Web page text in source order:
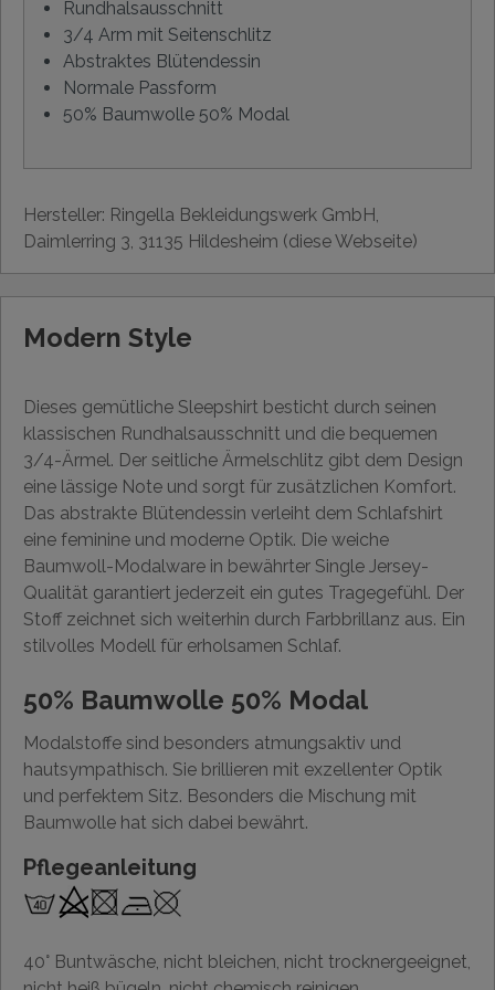
Rundhalsausschnitt
3/4 Arm mit Seitenschlitz
Abstraktes Blütendessin
Normale Passform
50% Baumwolle 50% Modal
Hersteller: Ringella Bekleidungswerk GmbH,
Daimlerring 3, 31135 Hildesheim (diese Webseite)
Modern Style
Dieses gemütliche Sleepshirt besticht durch seinen
klassischen Rundhalsausschnitt und die bequemen
3/4-Ärmel. Der seitliche Ärmelschlitz gibt dem Design
eine lässige Note und sorgt für zusätzlichen Komfort.
Das abstrakte Blütendessin verleiht dem Schlafshirt
eine feminine und moderne Optik. Die weiche
Baumwoll-Modalware in bewährter Single Jersey-
Qualität garantiert jederzeit ein gutes Tragegefühl. Der
Stoff zeichnet sich weiterhin durch Farbbrillanz aus. Ein
stilvolles Modell für erholsamen Schlaf.
50% Baumwolle 50% Modal
Modalstoffe sind besonders atmungsaktiv und
hautsympathisch. Sie brillieren mit exzellenter Optik
und perfektem Sitz. Besonders die Mischung mit
Baumwolle hat sich dabei bewährt.
Pflegeanleitung
40° Buntwäsche, nicht bleichen, nicht trocknergeeignet,